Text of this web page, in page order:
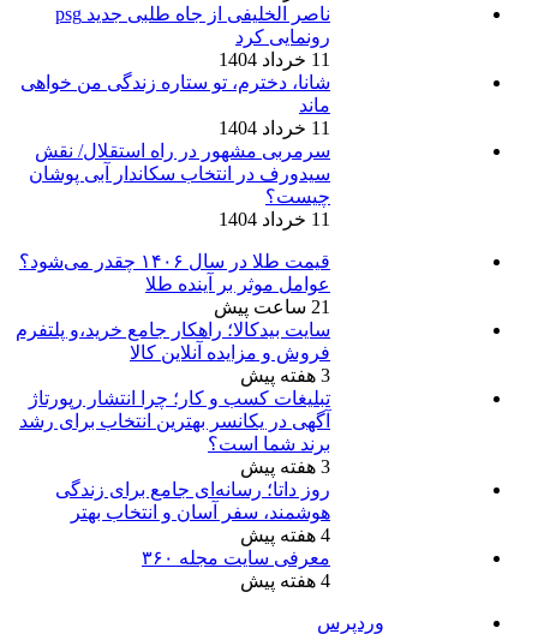
ناصر الخلیفی از جاه طلبی جدید psg
رونمایی کرد
11 خرداد 1404
شانا، دخترم، تو ستاره زندگی من خواهی
ماند
11 خرداد 1404
سرمربی مشهور در راه استقلال/ نقش
سیدورف در انتخاب سکاندار آبی پوشان
چیست؟
11 خرداد 1404
قیمت طلا در سال ۱۴۰۶ چقدر می‌شود؟
عوامل موثر بر آینده طلا
21 ساعت پیش
سایت بیدکالا؛ راهکار جامع خرید،و پلتفرم
فروش و مزایده آنلاین کالا
3 هفته پیش
تبلیغات کسب و کار؛ چرا انتشار رپورتاژ
آگهی در یکانسر بهترین انتخاب برای رشد
برند شما است؟
3 هفته پیش
روز داتا؛ رسانه‌ای جامع برای زندگی
هوشمند، سفر آسان و انتخاب بهتر
4 هفته پیش
معرفی سایت مجله ۳۶۰
4 هفته پیش
وردپرس